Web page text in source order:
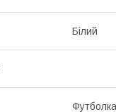
Білий
Футболка